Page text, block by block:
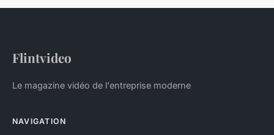
Flintvideo
Le magazine vidéo de l'entreprise moderne
NAVIGATION